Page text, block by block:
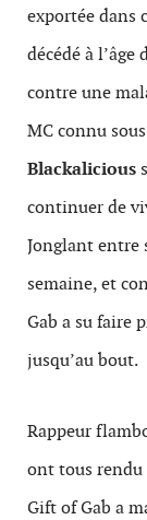
exportée dans
décédé à
contre une
MC connu
Blackalicious
continuer de
Jonglant entre
semaine, et
Gab a su faire
jusqu’au bout.
Rappeur
ont tous rendu
Gift of Gab a